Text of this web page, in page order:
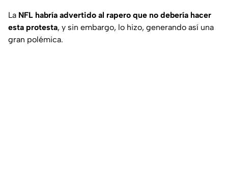
La NFL habría advertido al rapero que no debería hacer
esta protesta, y sin embargo, lo hizo, generando así una
gran polémica.